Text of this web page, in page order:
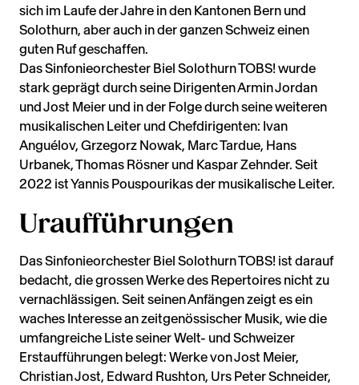
sich im Laufe der Jahre in den Kantonen Bern und
Solothurn, aber auch in der ganzen Schweiz einen
guten Ruf geschaffen.
Das Sinfonieorchester Biel Solothurn TOBS! wurde
stark geprägt durch seine Dirigenten Armin Jordan
und Jost Meier und in der Folge durch seine weiteren
musikalischen Leiter und Chefdirigenten: Ivan
Anguélov, Grzegorz Nowak, Marc Tardue, Hans
Urbanek, Thomas Rösner und Kaspar Zehnder. Seit
2022 ist Yannis Pouspourikas der musikalische Leiter.
Uraufführungen
Das Sinfonieorchester Biel Solothurn TOBS! ist darauf
bedacht, die grossen Werke des Repertoires nicht zu
vernachlässigen. Seit seinen Anfängen zeigt es ein
waches Interesse an zeitgenössischer Musik, wie die
umfangreiche Liste seiner Welt- und Schweizer
Erstaufführungen belegt: Werke von Jost Meier,
Christian Jost, Edward Rushton, Urs Peter Schneider,